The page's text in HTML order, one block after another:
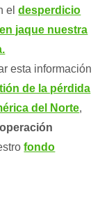
eldesperdicio
jaque nuestra
esta información
de la pérdida
del Norte,
fondo